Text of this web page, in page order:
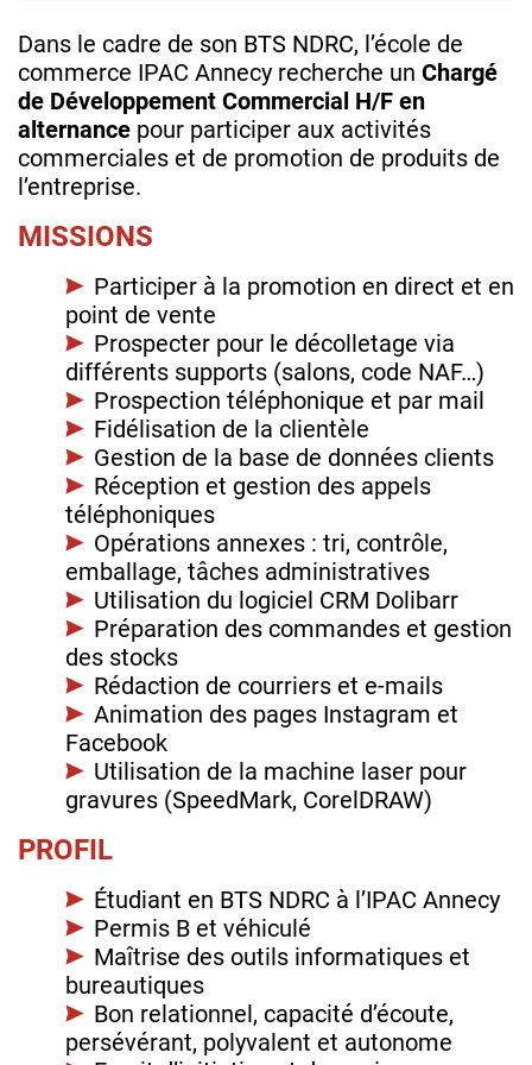
Dans le cadre de son BTS NDRC, l’école de
commerce IPAC Annecy recherche un Chargé
de Développement Commercial H/F en
alternance pour participer aux activités
commerciales et de promotion de produits de
l’entreprise.
MISSIONS
Participer à la promotion en direct et en
point de vente
Prospecter pour le décolletage via
différents supports (salons, code NAF…)
Prospection téléphonique et par mail
Fidélisation de la clientèle
Gestion de la base de données clients
Réception et gestion des appels
téléphoniques
Opérations annexes : tri, contrôle,
emballage, tâches administratives
Utilisation du logiciel CRM Dolibarr
Préparation des commandes et gestion
des stocks
Rédaction de courriers et e-mails
Animation des pages Instagram et
Facebook
Utilisation de la machine laser pour
gravures (SpeedMark, CorelDRAW)
PROFIL
Étudiant en BTS NDRC à l’IPAC Annecy
Permis B et véhiculé
Maîtrise des outils informatiques et
bureautiques
Bon relationnel, capacité d’écoute,
persévérant, polyvalent et autonome